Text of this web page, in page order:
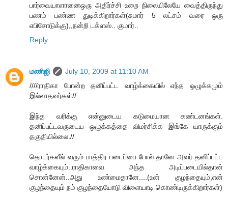
பார்வையாளானைஒரு அதிர்ச்சி உறை நிலையிலேயே வைத்திருந்து
பணம் பண்ண துடிக்கிறார்கள்(சுமார் 5 லட்சம் வரை ஒரு
எபிசோடுக்கு),,நன்றி டக்ளஸ்.. குமார்..
Reply
மணிஜி
July 10, 2009 at 11:10 AM
////ராதிகா போன்ற தனிப்பட்ட வாழ்க்கையில் எந்த ஒழுக்கமும்
இல்லாதவர்கள்//
இந்த வரிக்கு என்னுடைய கடுமையான கண்டனங்கள்.
தனிப்பட்டவருடைய ஒழுக்கத்தை விமர்சிக்க இங்கே யாருக்கும்
தகுதியில்லை.//
தொடர்களீல் வரும் பாத்திர படைப்பை போல் தானே அவர் தனிப்பட்ட
வாழ்க்கையும்..ராதிகாவை அந்த அடிப்படையில்தான்
சொன்னேன்..அது உண்மைதானே....(உன் குழந்தையும்,என்
குழந்தையும் நம் குழந்தையோடு விளையாடி கொண்டிருக்கிறார்கள்)